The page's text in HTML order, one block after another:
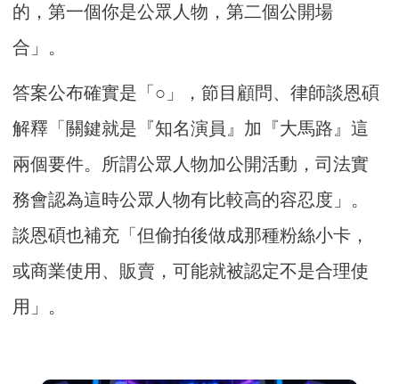
的，第一個你是公眾人物，第二個公開場
合」。
答案公布確實是「○」，節目顧問、律師談恩碩
解釋「關鍵就是『知名演員』加『大馬路』這
兩個要件。所謂公眾人物加公開活動，司法實
務會認為這時公眾人物有比較高的容忍度」。
談恩碩也補充「但偷拍後做成那種粉絲小卡，
或商業使用、販賣，可能就被認定不是合理使
用」。